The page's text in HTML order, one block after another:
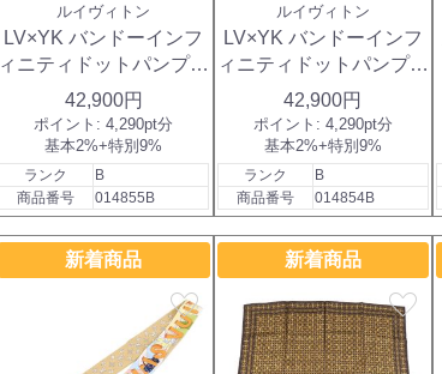
ルイヴィトン
LV×YK バンドーインフ
ィニティドットパンプキ
ン
42,900円
ポイント:4,290pt分
基本2%+特別9%
ランク
B
商品番号
014855B
ルイヴィトン
LV×YK バンドーインフ
ィニティドットパンプキ
ン
42,900円
ポイント: 4,290pt分
基本2%+特別9%
ランク
B
商品番号
014854B
新着商品
favorite
新着商品
favorite